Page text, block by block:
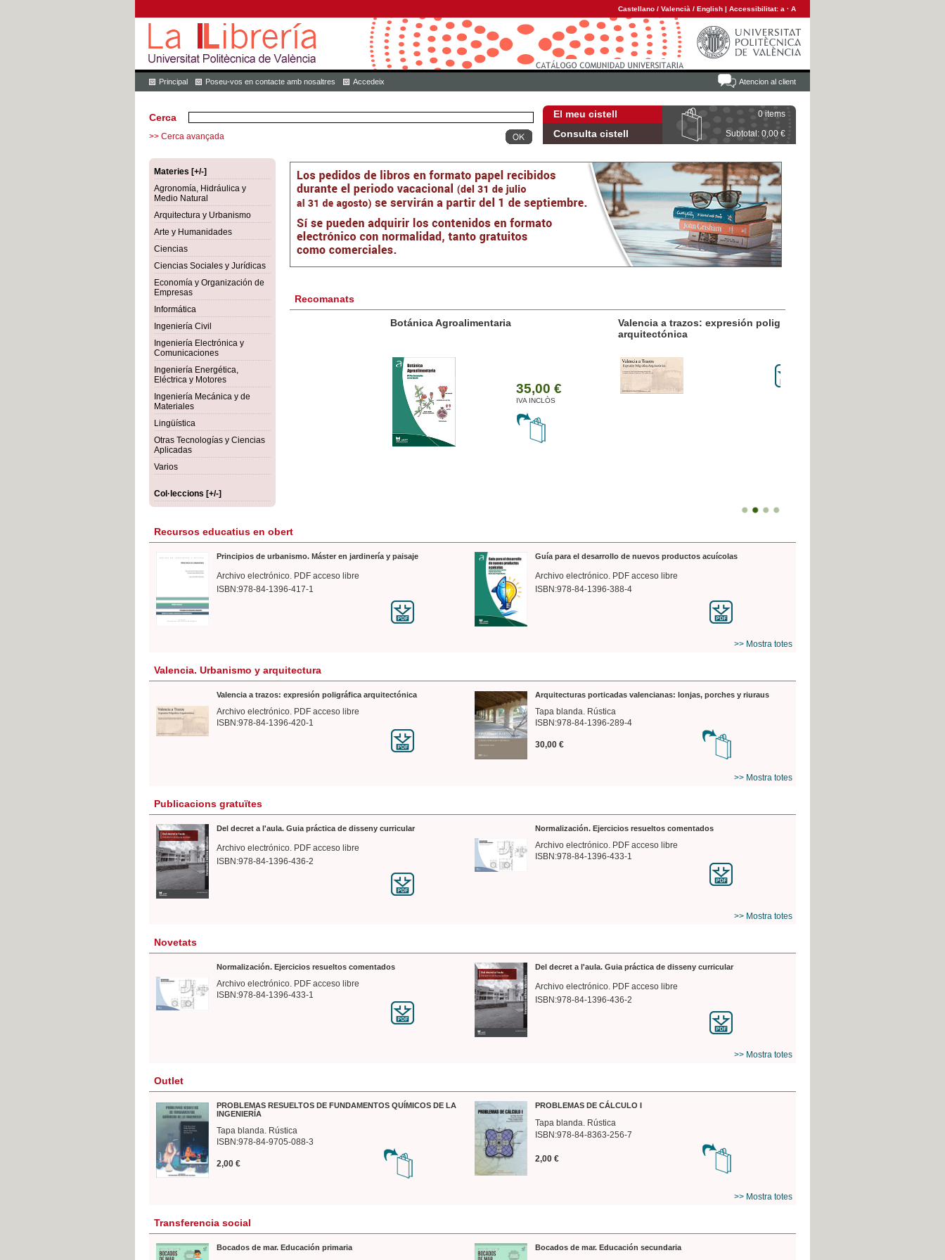
Castellano / Valencià / English | Accessibilitat: a · A
Atencion al client
Principal Poseu-vos en contacte amb nosaltres Accedeix
El meu cistell 0 items
Consulta cistell Subtotal: 0,00 €
Cerca
>> Cerca avançada
Materies [+/-]
Agronomía, Hidráulica y
Medio Natural
Arquitectura y Urbanismo
Arte y Humanidades
Ciencias
Ciencias Sociales y Jurídicas
Economía y Organización de
Empresas
Informática
Ingeniería Civil
Ingeniería Electrónica y
Comunicaciones
Ingeniería Energética,
Eléctrica y Motores
Ingeniería Mecánica y de
Materiales
Lingüística
Otras Tecnologías y Ciencias
Aplicadas
Varios
Col·leccions [+/-]
Recomanats
Botánica Agroalimentaria
35,00 €
IVA INCLÒS
Valencia a trazos: expresión poligráfica
Recursos educatius en obert
Principios de urbanismo. Máster en jardinería y paisaje
Archivo electrónico. PDF acceso libre
ISBN:978-84-1396-417-1
Guía para el desarrollo de nuevos productos acuícolas
Archivo electrónico. PDF acceso libre
ISBN:978-84-1396-388-4
>> Mostra totes
Valencia. Urbanismo y arquitectura
Valencia a trazos: expresión poligráfica arquitectónica
Archivo electrónico. PDF acceso libre
ISBN:978-84-1396-420-1
Arquitecturas porticadas valencianas: lonjas, porches y riuraus
Tapa blanda. Rústica
ISBN:978-84-1396-289-4
30,00 €
>> Mostra totes
Publicacions gratuïtes
Del decret a l'aula. Guia práctica de disseny curricular
Archivo electrónico. PDF acceso libre
ISBN:978-84-1396-436-2
Normalización. Ejercicios resueltos comentados
Archivo electrónico. PDF acceso libre
ISBN:978-84-1396-433-1
>> Mostra totes
Novetats
Normalización. Ejercicios resueltos comentados
Archivo electrónico. PDF acceso libre
ISBN:978-84-1396-433-1
Del decret a l'aula. Guia práctica de disseny curricular
Archivo electrónico. PDF acceso libre
ISBN:978-84-1396-436-2
>> Mostra totes
Outlet
PROBLEMAS RESUELTOS DE FUNDAMENTOS QUÍMICOS DE LA
INGENIERÍA
Tapa blanda. Rústica
ISBN:978-84-9705-088-3
2,00 €
PROBLEMAS DE CÁLCULO I
Tapa blanda. Rústica
ISBN:978-84-8363-256-7
2,00 €
>> Mostra totes
Transferencia social
Bocados de mar. Educación primaria Bocados de mar. Educación secundaria